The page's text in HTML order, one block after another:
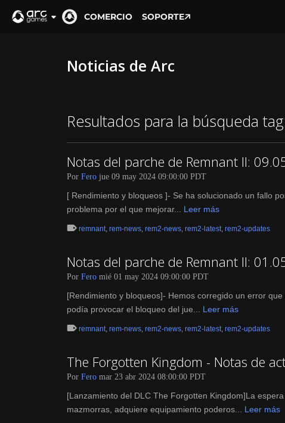
COMERCIO SOPORTE
Noticias de Arc
Resultados para la búsqueda
Notas del parche de Remnant II:
Por Fero jue 09 may 2024 09:00:00 PDT
[ Rendimiento y bloqueos ]- Se ha solucionado un fallo
problema por el que mejorar... Leer más
remnant, rem-news, rem2-news, rem2-latest, rem2-updates
Notas del parche de Remnant II:
Por Fero mié 01 may 2024 09:00:00 PDT
[Rendimiento y bloqueos]- Hemos corregido un error
podía provocar el bloqueo del jue... Leer más
remnant, rem-news, rem2-news, rem2-latest, rem2-updates
The Forgotten Kingdom - Notas de
Por Fero mar 23 abr 2024 08:00:00 PDT
[Lanzamiento del DLC The Forgotten Kingdom]La
mazmorras, adquiere equipamiento poderos... Leer más